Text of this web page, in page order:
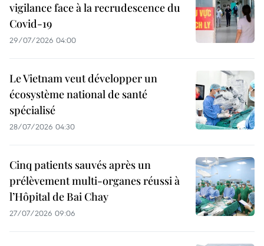
vigilance face à la recrudescence du
Covid-19
29/07/2026 04:00
Le Vietnam veut développer un
écosystème national de santé
spécialisé
28/07/2026 04:30
Cinq patients sauvés après un
prélèvement multi-organes réussi à
l’Hôpital de Bai Chay
27/07/2026 09:06